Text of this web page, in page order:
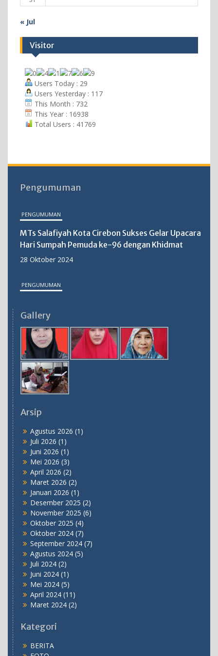
« Jul
Visitor
Users Today : 29
Users Yesterday : 117
This Month : 732
This Year : 16938
Total Users : 41769
Pengumuman
PENGUMUMAN
MTs Salafiyah Kota Cirebon Sukses Gelar Upacara
Hari Sumpah Pemuda ke-96 dengan Khidmat
28 Oktober 2024
PENGUMUMAN
Langkah Strategis Tingkatkan Mutu Pendidikan
31 Oktober 2025
Gallery
Arsip
Agustus 2026 (1)
Juli 2026 (1)
Juni 2026 (1)
Mei 2026 (3)
April 2026 (2)
Maret 2026 (2)
Januari 2026 (1)
Desember 2025 (2)
November 2025 (6)
Oktober 2025 (4)
Oktober 2024(7)
September 2024(7)
Agustus 2024(5)
Juli 2024(2)
Juni 2024(1)
Mei 2024(5)
April 2024(11)
Maret 2024(2)
Kategori
BERITA